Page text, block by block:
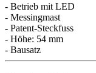
- Betrieb mit LED
- Messingmast
- Patent-Steckfuss
- Höhe: 54 mm
- Bausatz